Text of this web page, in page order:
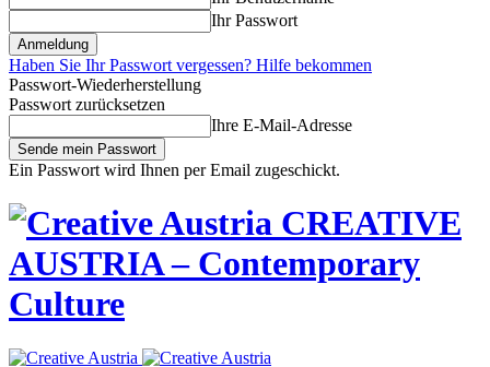
Ihr Passwort
Haben Sie Ihr Passwort vergessen? Hilfe bekommen
Passwort-Wiederherstellung
Passwort zurücksetzen
Ihre E-Mail-Adresse
Ein Passwort wird Ihnen per Email zugeschickt.
CREATIVE
AUSTRIA – Contemporary
Culture